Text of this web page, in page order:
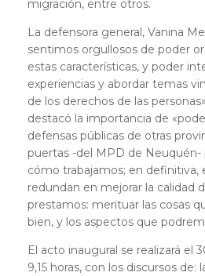
migración, entre otros.
La defensora general, Vanina
sentimos orgullosos de poder
estas características, y poder
experiencias y abordar temas
de los derechos de las
destacó la importancia de
defensas públicas de otras
puertas -del MPD de Neuquén-
cómo trabajamos; en definitiva,
redundan en mejorar la calidad
prestamos: merituar las cosas
bien, y los aspectos que
El acto inaugural se realizará el
9,15 horas, con los discursos